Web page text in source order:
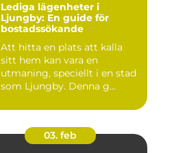
Lediga lägenheter i
Ljungby: En guide för
bostadssökande
Att hitta en plats att kalla
sitt hem kan vara en
utmaning, speciellt i en stad
som Ljungby. Denna g...
03. feb